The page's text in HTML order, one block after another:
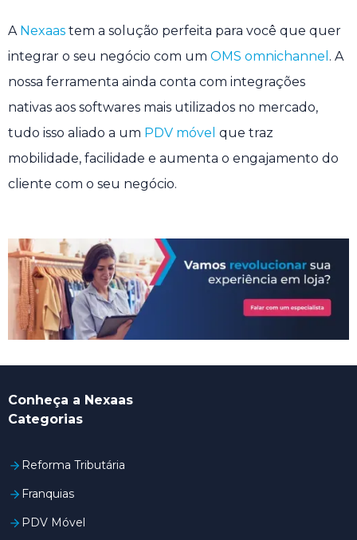
A Nexaas tem a solução perfeita para você que quer
integrar o seu negócio com um OMS omnichannel . A
nossa ferramenta ainda conta com integrações
nativas aos softwares mais utilizados no mercado,
tudo isso aliado a um PDV móvel que traz
mobilidade, facilidade e aumenta o engajamento do
cliente com o seu negócio.
Conheça a Nexaas
Categorias
Reforma Tributária
Franquias
PDV Móvel